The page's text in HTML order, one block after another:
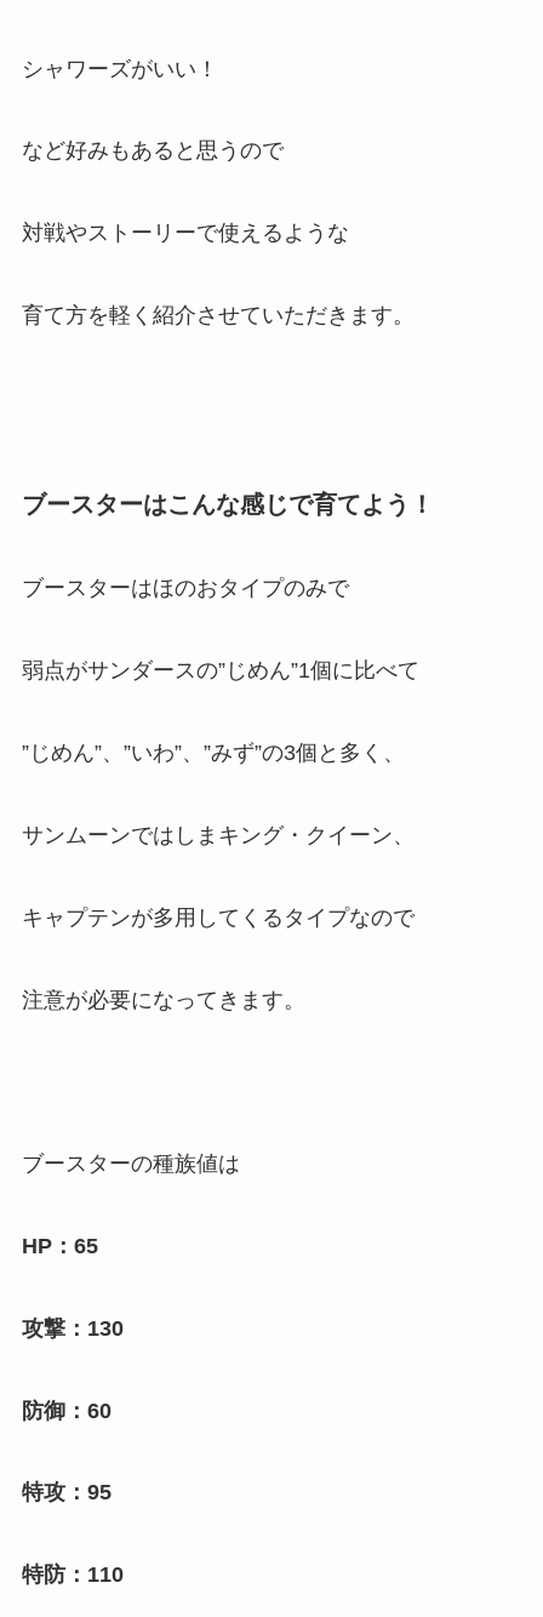
シャワーズがいい！
など好みもあると思うので
対戦やストーリーで使えるような
育て方を軽く紹介させていただきます。
ブースターはこんな感じで育てよう！
ブースターはほのおタイプのみで
弱点がサンダースの”じめん”1個に比べて
”じめん”、”いわ”、”みず”の3個と多く、
サンムーンではしまキング・クイーン、
キャプテンが多用してくるタイプなので
注意が必要になってきます。
ブースターの種族値は
HP：65
攻撃：130
防御：60
特攻：95
特防：110